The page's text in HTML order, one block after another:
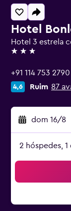
Hotel
Hotel 3 estrela
3 estrelas
+91 114 753 2790
4,6 Ruim 87
dom 16/8
2 hóspedes,